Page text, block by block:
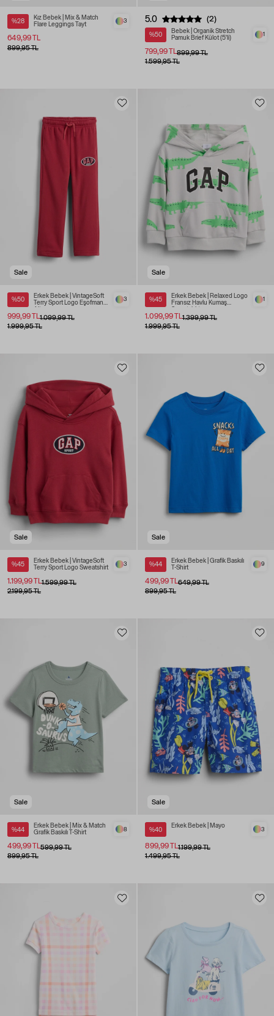
%28
Kız Bebek | Mix & Match
Flare Leggings Tayt
649,99 TL
3
899,95 TL
5.0 (2)
%50
Bebek | Organik Stretch
Pamuk Brief Külot (5'li)
899,99 TL
799,99 TL
1
1.599,95 TL
Sale
%50
Erkek Bebek | VintageSoft
Terry Sport Logo Eşofman
Altı
1.099,99 TL
999,99 TL
3
1.999,95 TL
Sale
%45
Erkek Bebek | Relaxed Logo
Fransız Havlu Kumaş
Sweatshirt
1.399,99 TL
1.099,99 TL
1
1.999,95 TL
Sale
%45
Erkek Bebek | VintageSoft
Terry Sport Logo Sweatshirt
1.599,99 TL
1.199,99 TL
3
2.199,95 TL
Sale
%44
Erkek Bebek | Grafik Baskılı
T-Shirt
649,99 TL
499,99 TL
9
899,95 TL
Sale
%44
Erkek Bebek | Mix & Match
Grafik Baskılı T-Shirt
599,99 TL
499,99 TL
8
899,95 TL
Sale
%40
Erkek Bebek | Mayo
1.199,99 TL
899,99 TL
3
1.499,95 TL